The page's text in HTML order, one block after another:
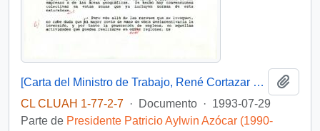
[Carta del Ministro de Trabajo, René Cortazar al Presidente Patricio Aylwin]
CL CLUAH 1-77-2-7 · Documento · 1993-07-29
Parte de Presidente Patricio Aylwin Azócar (1990-